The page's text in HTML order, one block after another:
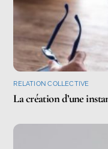
RELATION COLLECTIVE
La création d’une